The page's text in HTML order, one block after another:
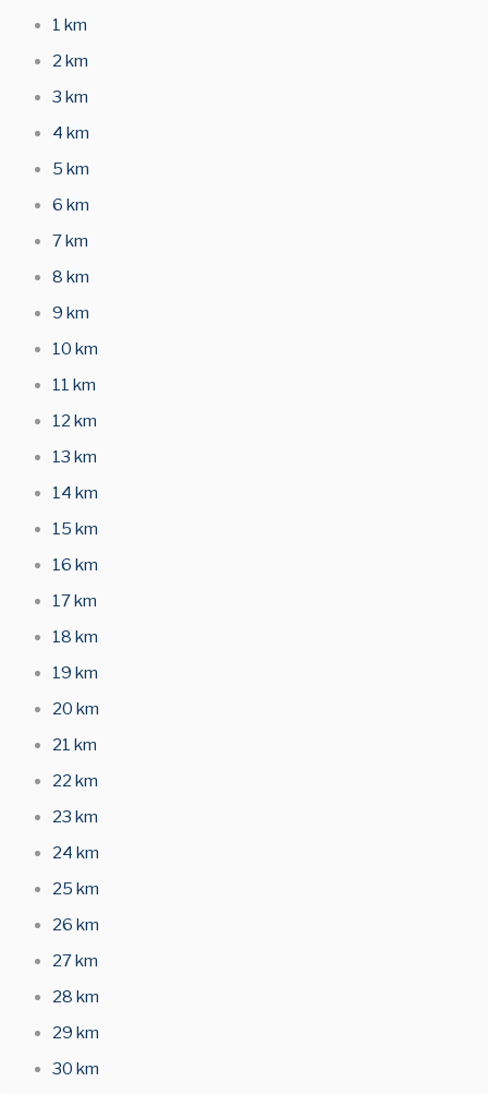
1 km
2 km
3 km
4 km
5 km
6 km
7 km
8 km
9 km
10 km
11 km
12 km
13 km
14 km
15 km
16 km
17 km
18 km
19 km
20 km
21 km
22 km
23 km
24 km
25 km
26 km
27 km
28 km
29 km
30 km